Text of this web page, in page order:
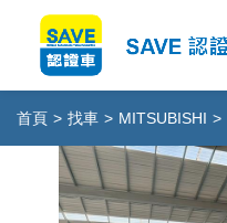
首頁 > 找車 > MITSUBISHI >